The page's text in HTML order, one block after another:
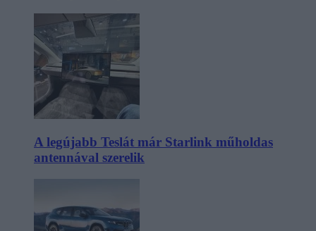
A legújabb Teslát már Starlink műholdas
antennával szerelik